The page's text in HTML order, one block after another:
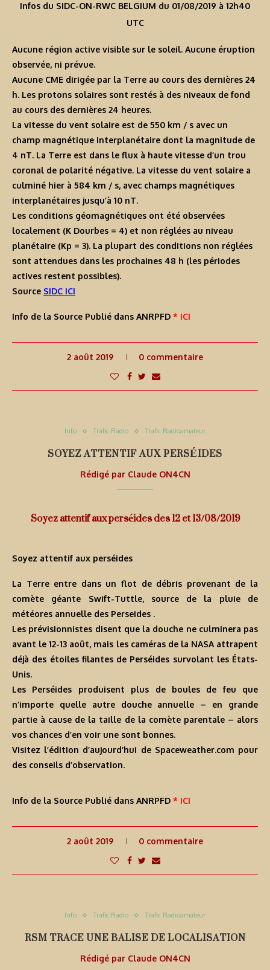
Infos du SIDC-ON-RWC BELGIUM du 01/08/2019 à 12h40
UTC
Aucune région active visible sur le soleil. Aucune éruption
observée, ni prévue.
Aucune CME dirigée par la Terre au cours des dernières 24
h. Les protons solaires sont restés à des niveaux de fond
au cours des dernières 24 heures.
La vitesse du vent solaire est de 550 km / s avec un
champ magnétique interplanétaire dont la magnitude de
4 nT. La Terre est dans le flux à haute vitesse d’un trou
coronal de polarité négative. La vitesse du vent solaire a
culminé hier à 584 km / s, avec champs magnétiques
interplanétaires jusqu’à 10 nT.
Les conditions géomagnétiques ont été observées
localement (K Dourbes = 4) et non réglées au niveau
planétaire (Kp = 3). La plupart des conditions non réglées
sont attendues dans les prochaines 48 h (les périodes
actives restent possibles).
Source SIDC ICI
Info de la Source Publié dans ANRPFD * ICI
2 août 2019 0 commentaire
Info Trafic Radio Trafic Radioamateur
SOYEZ ATTENTIF AUX PERSÉIDES
Rédigé par Claude ON4CN
Soyez attentif aux perséides des 12 et 13/08/2019
Soyez attentif aux perséides
La Terre entre dans un flot de débris provenant de la
comète géante Swift-Tuttle, source de la pluie de
météores annuelle des Perseides .
Les prévisionnistes disent que la douche ne culminera pas
avant le 12-13 août, mais les caméras de la NASA attrapent
déjà des étoiles filantes de Perséides survolant les États-
Unis.
Les Perséides produisent plus de boules de feu que
n’importe quelle autre douche annuelle – en grande
partie à cause de la taille de la comète parentale – alors
vos chances d’en voir une sont bonnes.
Visitez l’édition d’aujourd’hui de Spaceweather.com pour
des conseils d’observation.
Info de la Source Publié dans ANRPFD * ICI
2 août 2019 0 commentaire
Info Trafic Radio Trafic Radioamateur
RSM TRACE UNE BALISE DE LOCALISATION
Rédigé par Claude ON4CN